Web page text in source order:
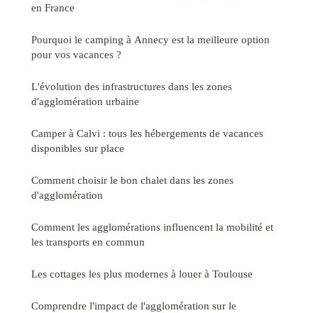
en France
Pourquoi le camping à Annecy est la meilleure option
pour vos vacances ?
L'évolution des infrastructures dans les zones
d'agglomération urbaine
Camper à Calvi : tous les hébergements de vacances
disponibles sur place
Comment choisir le bon chalet dans les zones
d'agglomération
Comment les agglomérations influencent la mobilité et
les transports en commun
Les cottages les plus modernes à louer à Toulouse
Comprendre l'impact de l'agglomération sur le